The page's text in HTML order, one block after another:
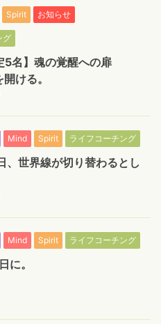
Spirit お知らせ
グ
5名】魂の覚醒への扉
ける。
Mind Spirit ライフコーチング
、世界線が切り替わるとし
Mind Spirit ライフコーチング
に。